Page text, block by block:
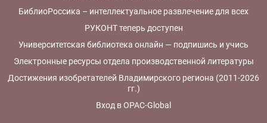
БиблиоРоссика – интеллектуальное развлечение для всех
РУКОНТ теперь доступен
Университетская библиотека онлайн — подпишись и учись
Электронные ресурсы отдела производственной литературы
Достижения изобретателей Владимирского региона (2011-2026
гг.)
Вход в OPAC-Global